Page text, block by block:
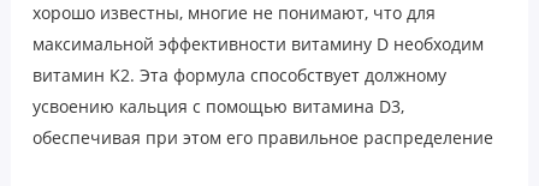
хорошо известны, многие не понимают, что для
максимальной эффективности витамину D необходим
витамин K2. Эта формула способствует должному
усвоению кальция с помощью витамина D3,
обеспечивая при этом его правильное распределение